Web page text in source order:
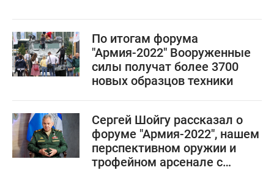
По итогам форума
"Армия-2022" Вооруженные
силы получат более 3700
новых образцов техники
Сергей Шойгу рассказал о
форуме "Армия-2022", нашем
перспективном оружии и
трофейном арсенале с